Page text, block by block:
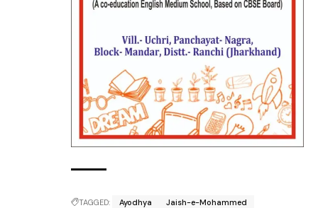
TAGGED: Ayodhya
Jaish-e-Mohammed